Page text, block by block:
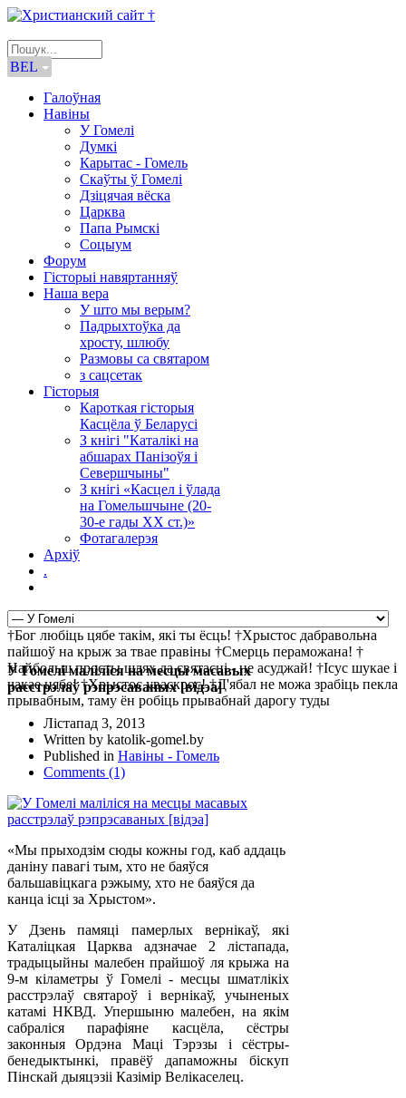
BEL
Галоўная
Навіны
У Гомелі
Думкі
Карытас - Гомель
Скаўты ў Гомелі
Дзіцячая вёска
Царква
Папа Рымскі
Соцыум
Форум
Гісторыі навяртанняў
Наша вера
У што мы верым?
Падрыхтоўка да
хросту, шлюбу
Размовы са святаром
з сацсетак
Гісторыя
Кароткая гісторыя
Касцёла ў Беларусі
З кнігі "Каталікі на
абшарах Панізоўя і
Севершчыны"
З кнігі «Касцел і ўлада
на Гомельшчыне (20-
30-е гады ХХ ст.)»
Фотагалерэя
Архіў
.
†Бог любіць цябе такім, які ты ёсць! †Хрыстос дабравольна
пайшоў на крыж за твае правіны †Смерць пераможана! †
Найбольш просты шлях да святасці - не асуджай! †Ісус шукае і
чакае цябе! †Хрыстос уваскрос! †Д'ябал не можа зрабіць пекла
прывабным, таму ён робіць прывабнай дарогу туды
У Гомелі маліліся на месцы масавых
расстрэлаў рэпрэсаваных [відэа]
Лістапад 3, 2013
Written by katolik-gomel.by
Published in Навіны - Гомель
Comments (1)
«Мы прыходзім сюды кожны год, каб аддаць
даніну павагі тым, хто не баяўся
бальшавіцкага рэжыму, хто не баяўся да
канца ісці за Хрыстом».
У Дзень памяці памерлых вернікаў, які
Каталіцкая Царква адзначае 2 лістапада,
традыцыйны малебен прайшоў ля крыжа на
9-м кіламетры ў Гомелі - месцы шматлікіх
расстрэлаў святароў і вернікаў, учыненых
катамі НКВД. Упершыню малебен, на якім
сабраліся парафіяне касцёла, сёстры
законныя Ордэна Маці Тэрэзы і сёстры-
бенедыктынкі, правёў дапаможны біскуп
Пінскай дыяцэзіі Казімір Велікаселец.